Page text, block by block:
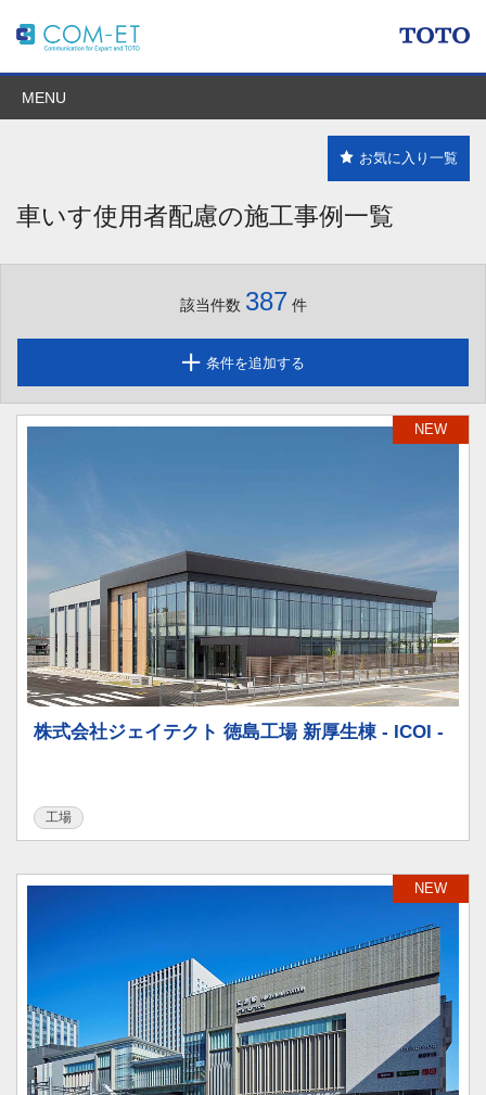
MENU
お気に入り一覧
車いす使用者配慮の施工事例一覧
該当件数 387 件
条件を追加する
株式会社ジェイテクト 徳島工場 新厚生棟 - ICOI -
工場